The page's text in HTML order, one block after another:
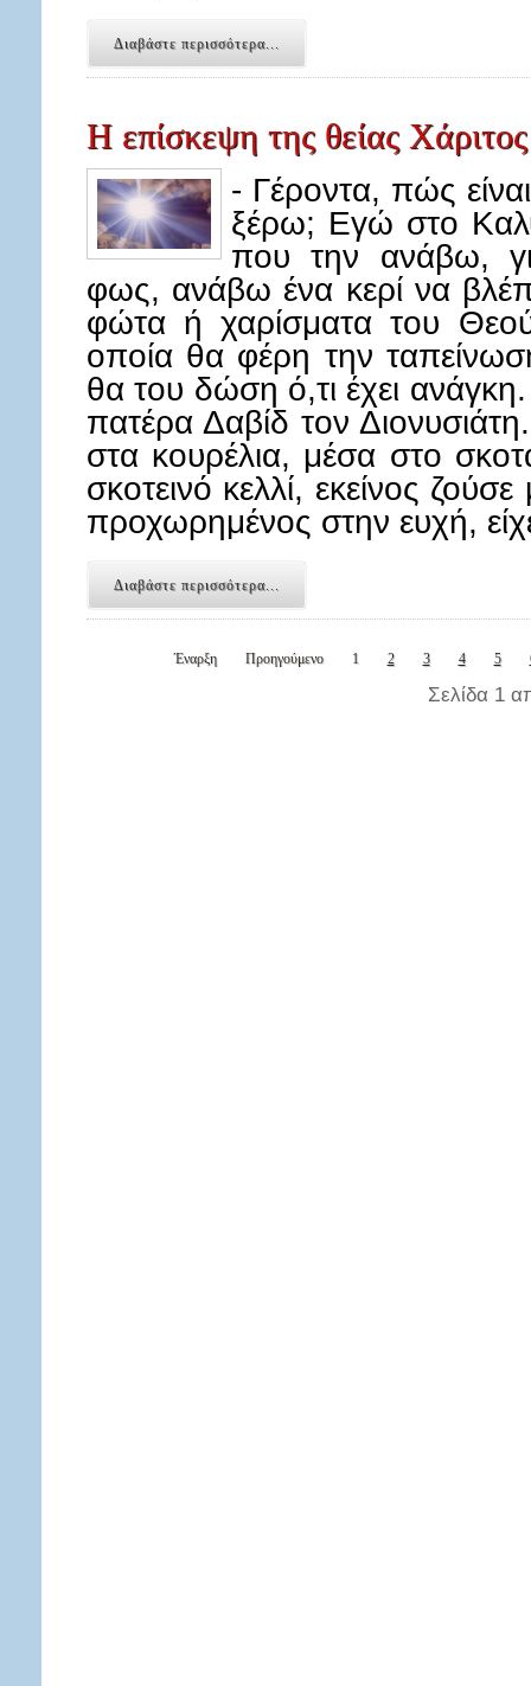
Διαβάστε περισσότερα...
Η επίσκεψη της θείας Χάριτος
- Γέροντα, πώς
ξέρω; Εγώ στο
που την ανάβω,
φως, ανάβω ένα κερί να
φώτα ή χαρίσματα του
οποία θα φέρη την
θα του δώση ό,τι έχει
πατέρα Δαβίδ τον
στα κουρέλια, μέσα στο
σκοτεινό κελλί, εκείνος
προχωρημένος στην ευχή,
Διαβάστε περισσότερα...
Έναρξη Προηγούμενο 1 2 3 4 5
Σελίδα 1